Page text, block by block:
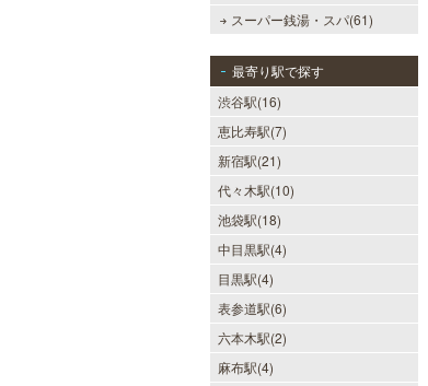
スーパー銭湯・スパ(61)
最寄り駅で探す
渋谷駅(16)
恵比寿駅(7)
新宿駅(21)
代々木駅(10)
池袋駅(18)
中目黒駅(4)
目黒駅(4)
表参道駅(6)
六本木駅(2)
麻布駅(4)